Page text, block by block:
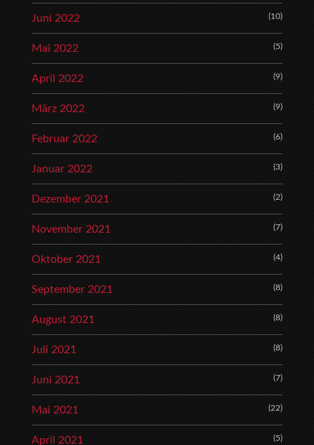
Juni 2022 (10)
Mai 2022 (5)
April 2022 (9)
März 2022 (9)
Februar 2022 (6)
Januar 2022 (3)
Dezember 2021 (2)
November 2021 (7)
Oktober 2021 (4)
September 2021 (8)
August 2021 (8)
Juli 2021 (8)
Juni 2021 (7)
Mai 2021 (22)
April 2021 (5)